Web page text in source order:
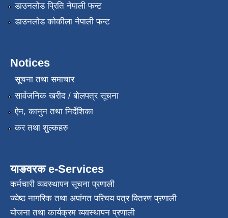
डाउनलोड प्रिति नेपाली फन्ट
डाउनलोड कोकीला नेपाली फन्ट
Notices
सूचना तथा समाचार
सार्वजनिक खरीद / बोलपत्र सूचना
ऐन, कानुन तथा निर्देशिका
कर तथा शुल्कहरु
याङवरक e-Services
कर्मचारी व्यवस्थापन सूचना प्रणाली
ज्येष्ठ नागरिक तथा अपांगत परिचय पत्र वितरण प्रणाली
योजना तथा कार्यक्रम व्यवस्थापन प्रणाली